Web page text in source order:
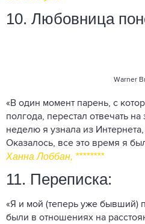
10. Любовница
Warner
«В один момент парень, с
полгода, перестал отвечать
неделю я узнала из
Оказалось, все это время я
Ханна Лоббан, ********
11. Переписка:
«Я и мой (теперь уже бывший)
были в отношениях на